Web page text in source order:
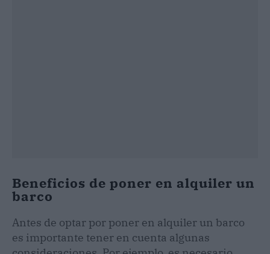
Beneficios de poner en alquiler un
barco
Antes de optar por poner en alquiler un barco
es importante tener en cuenta algunas